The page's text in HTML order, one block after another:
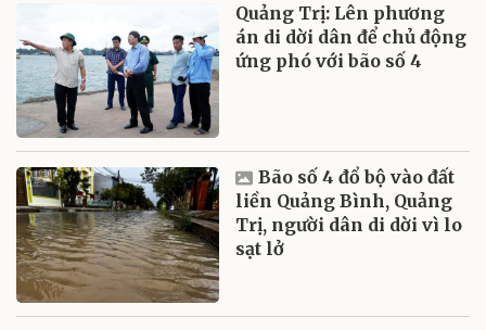
Quảng Trị: Lên phương
án di dời dân để chủ động
ứng phó với bão số 4
Bão số 4 đổ bộ vào đất
liền Quảng Bình, Quảng
Trị, người dân di dời vì lo
sạt lở